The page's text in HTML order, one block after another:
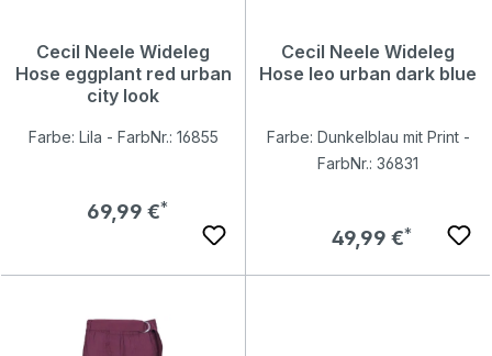
Cecil Neele Wideleg
Hose eggplant red urban
city look
Farbe: Lila - FarbNr.: 16855
Regulärer Preis:
69,99 €
Cecil Neele Wideleg
Hose leo urban dark blue
Farbe: Dunkelblau mit Print -
FarbNr.: 36831
Regulärer Preis:
49,99 €